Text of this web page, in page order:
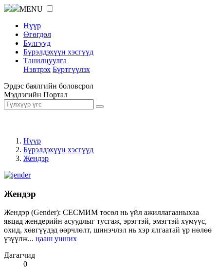
MENU
Нүүр
Өгөгдөл
Бүлгүүд
Бүрэлдэхүүн хэсгүүд
Танилцуулга
Нэвтрэх Бүртгүүлэх
Эрдэс баялгийн боловсрол
Мэдлэгийн Портал
Нүүр
Бүрэлдэхүүн хэсгүүд
Жендэр
Жендэр
Жендэр (Gender): СЕСМИМ төсөл нь үйл ажиллагааныхаа
явцад жендерийн асуудлыг тусгаж, эрэгтэй, эмэгтэй хүмүүс,
охид, хөвгүүдэд өөрчлөлт, шинэчлэл нь хэр ялгаатай үр нөлөө
үзүүлж... цааш унших
Дагагчид
0